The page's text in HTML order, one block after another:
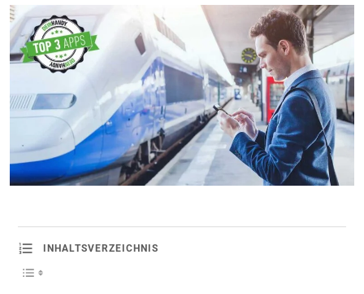
INHALTSVERZEICHNIS